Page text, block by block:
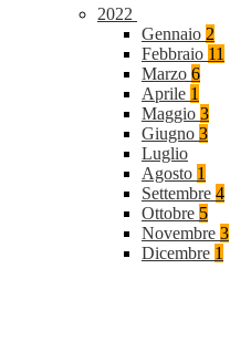
2022
Gennaio 2
Febbraio 11
Marzo 6
Aprile 1
Maggio 3
Giugno 3
Luglio
Agosto 1
Settembre 4
Ottobre 5
Novembre 3
Dicembre 1